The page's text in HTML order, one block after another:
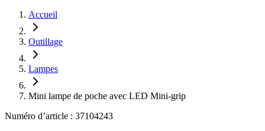
Accueil
Outillage
Lampes
Mini lampe de poche avec LED Mini-grip
Numéro d’article : 37104243